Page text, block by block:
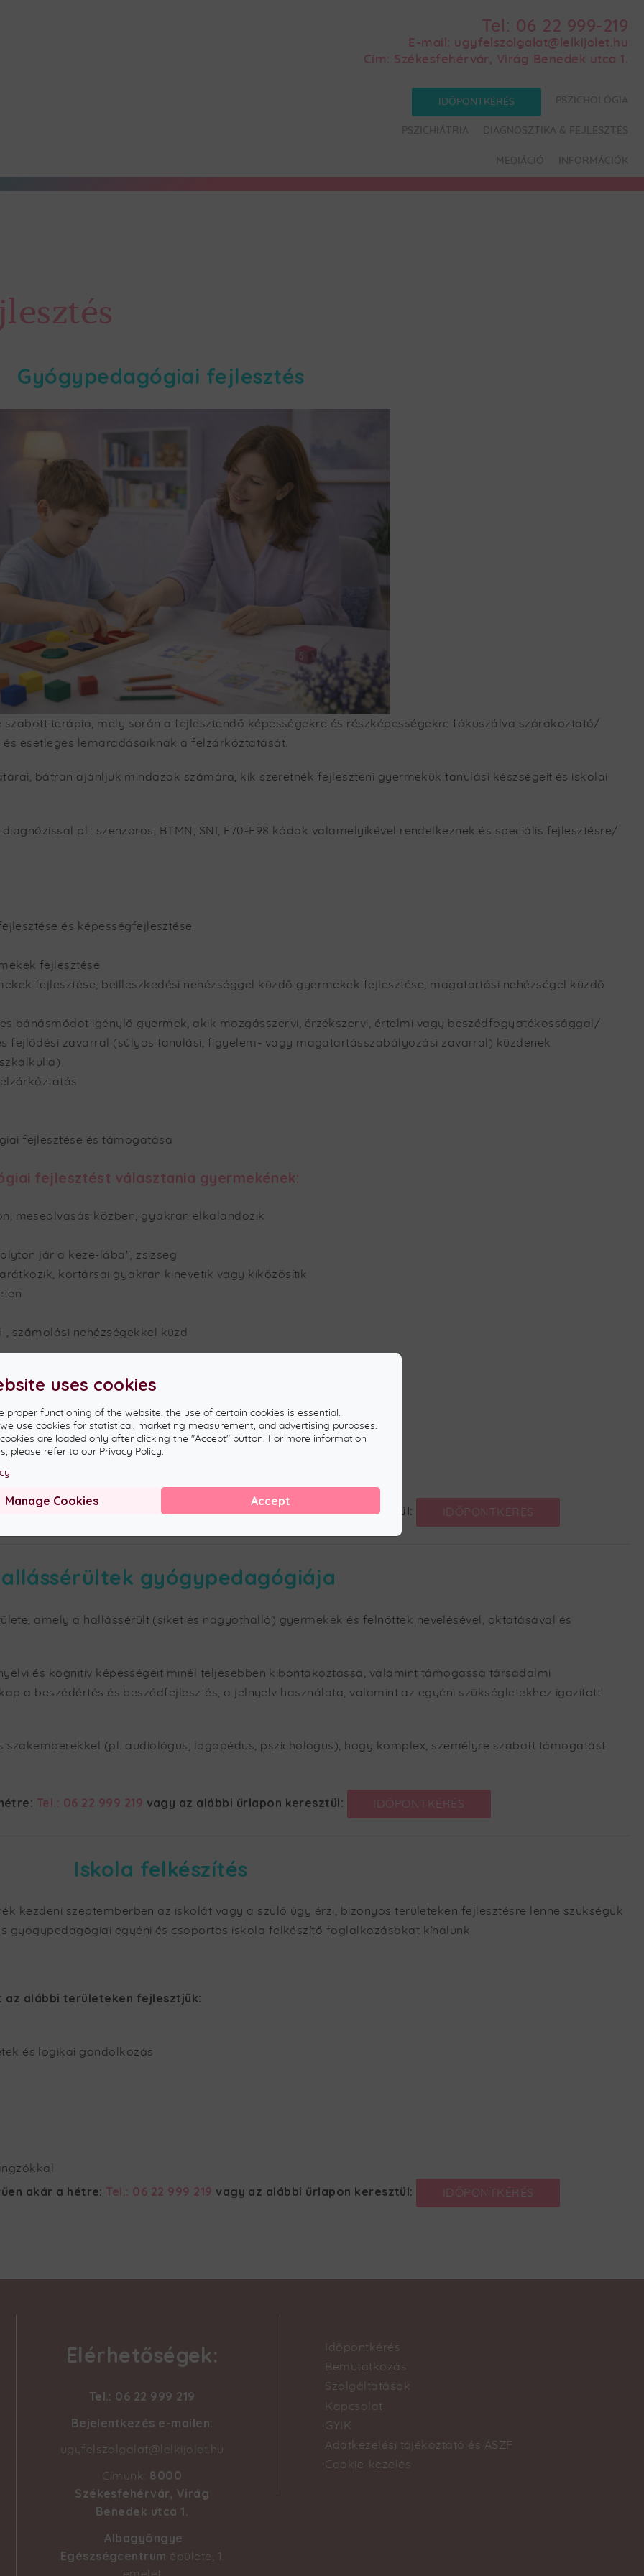
Tel: 06 22 999-219
E-mail: ugyfelszolgalat@lelkijolet.hu
Cím: Székesfehérvár, Virág Benedek utca 1.
IDŐPONTKÉRÉS PSZICHOLÓGIA
PSZICHIÁTRIA DIAGNOSZTIKA & FEJLESZTÉS
MEDIÁCIÓ INFORMÁCIÓK
Gyógypedagógiai fejlesztés
terápia, mely során a fejlesztendő képességekre és részképességekre fókuszálva szórakoztató/
esetleges lemaradásaiknak a felzárkóztatását.
bátran ajánljuk mindazok számára, kik szeretnék fejleszteni gyermekük tanulási készségeit és iskolai
pl.: szenzoros, BTMN, SNI, F70-F98 kódok valamelyikével
rendelkeznek és speciális fejlesztésre/
és képességfejlesztése
fejlesztése
fejlesztése, beilleszkedési nehézséggel küzdő gyermekek fejlesztése, magatartási nehézségel küzdő
bánásmódot igénylő gyermek, akik mozgásszervi, érzékszervi, értelmi vagy beszédfogyatékossággal/
fejlődési zavarral (súlyos tanulási, figyelem- vagy magatartásszabályozási zavarral) küzdenek
fejlesztése és támogatása
fejlesztést választania gyermekének:
meseolvasás közben, gyakran elkalandozik
jár a keze-lába", zsizseg
kortársai gyakran kinevetik vagy kiközösítik
, számolási nehézségekkel küzd
nem jó a kézügyessége
mint kortársainak
beilleszkedéssel
azokat megfelelően
akár a hétre: Tel.: 06 22 999 219 vagy az alábbi űrlapon keresztül: IDŐPONTKÉRÉS
gyógypedagógiája
amely a hallássérült (siket és nagyothalló) gyermekek és felnőttek nevelésével, oktatásával és
és kognitív képességeit minél teljesebben kibontakoztassa, valamint támogassa társadalmi
a beszédértés és beszédfejlesztés, a jelnyelv használata, valamint az egyéni szükségletekhez igazított
(pl. audiológus, logopédus, pszichológus), hogy komplex, személyre szabott támogatást
Tel.: 06 22 999 219 vagy az alábbi űrlapon keresztül: IDŐPONTKÉRÉS
Iskola felkészítés
kezdeni szeptemberben az iskolát vagy a szülő úgy érzi, bizonyos területeken fejlesztésre lenne szükségük
gyógypedagógiai egyéni és csoportos iskola felkészítő foglalkozásokat kínálunk.
az alábbi területeken fejlesztjük:
és logikai gondolkozás
akár a hétre: Tel.: 06 22 999 219 vagy az alábbi űrlapon keresztül: IDŐPONTKÉRÉS
Elérhetőségek:
Tel.: 06 22 999 219
Bejelentkezés e-mailen:
ugyfelszolgalat@lelkijolet.hu
Címünk: 8000
Székesfehérvár, Virág
Benedek utca 1
Albagyöngye
Egészségcentrum épülete, 1.
emelet
Footer
menu
Időpontkérés
Bemutatkozás
Szolgáltatások
Kapcsolat
GYIK
Adatkezelési tájékoztató és ÁSZF
Cookie-kezelés
uses cookies
proper functioning of the website, the use of certain cookies is essential.
use cookies for statistical, marketing measurement, and advertising purposes.
cookies are loaded only after clicking the "Accept" button. For more information
please refer to our Privacy Policy.
Manage Cookies Accept